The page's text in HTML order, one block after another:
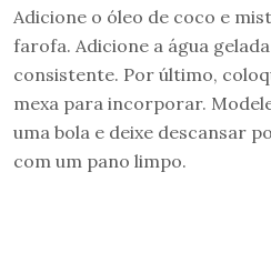
Adicione o óleo de coco e
farofa. Adicione a água
consistente. Por último,
mexa para incorporar.
uma bola e deixe descansar
com um pano limpo.